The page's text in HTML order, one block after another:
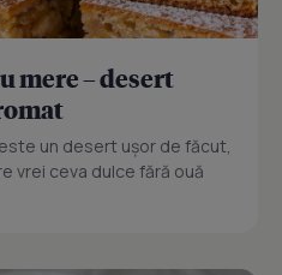
mere – desert
un desert ușor de făcut,
vrei ceva dulce fără ouă